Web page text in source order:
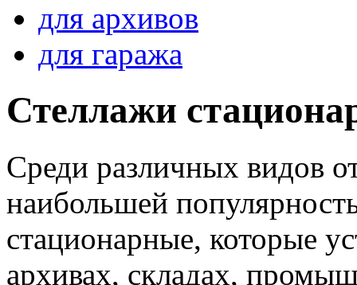
для архивов
для гаража
Стеллажи
Среди различных видов
наибольшей
стационарные, которые
архивах, складах,